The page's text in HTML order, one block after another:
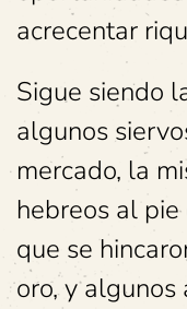
acrecentar
Sigue siendo
algunos
mercado, la
hebreos al
que se
oro, y